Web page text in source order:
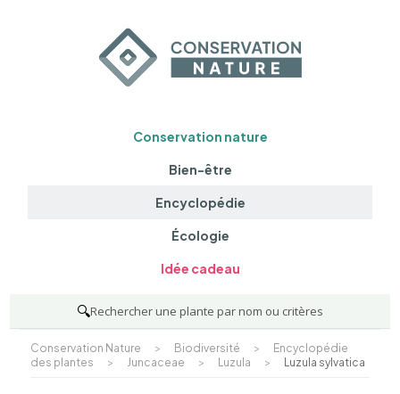
Conservation nature
Bien-être
Encyclopédie
Écologie
Idée cadeau
🔍Rechercher une plante par nom ou critères
Conservation Nature > Biodiversité >
Encyclopédie
des plantes
> Juncaceae > Luzula > Luzula sylvatica